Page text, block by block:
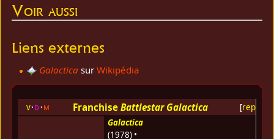
Voir aussi
Liens externes
Galacticasur Wikipédia
[replier
v d m Franchise Battlestar Galactica
Galactica
(1978) •